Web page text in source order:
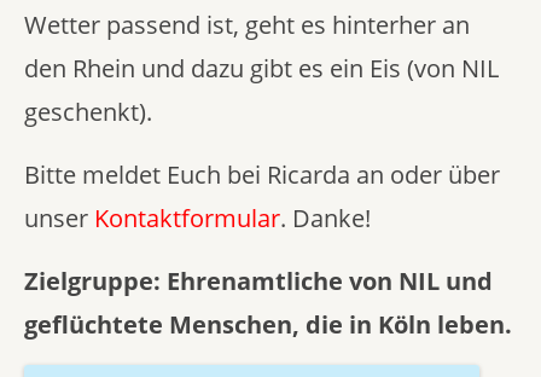
Wetter passend ist, geht es hinterher an
den Rhein und dazu gibt es ein Eis (von NIL
geschenkt).
Bitte meldet Euch bei Ricarda an oder über
unser Kontaktformular. Danke!
Zielgruppe: Ehrenamtliche von NIL und
geflüchtete Menschen, die in Köln leben.